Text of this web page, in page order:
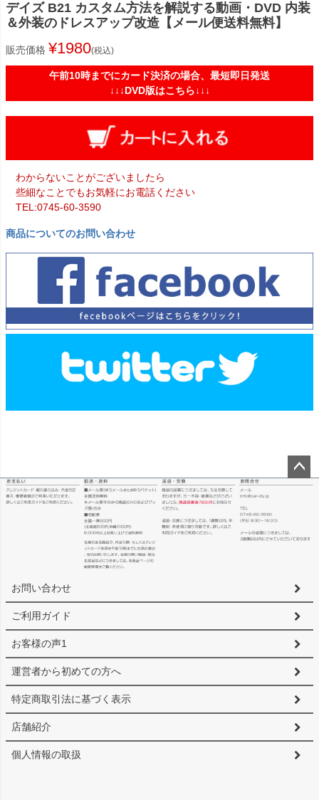
デイズ B21 カスタム方法を解説する動画・DVD 内装
＆外装のドレスアップ改造【メール便送料無料】
販売価格 ¥1980 税込
午前10時までにカード決済の場合、最短即日発送
↓↓↓DVD版はこちら↓↓↓
わからないことがございましたら
些細なことでもお気軽にお電話ください
TEL:0745-60-3590
商品についてのお問い合わせ
ペー
へ
お問い合わせ
ご利用ガイド
お客様の声1
運営者から初めての方へ
特定商取引法に基づく表示
店舗紹介
個人情報の取扱